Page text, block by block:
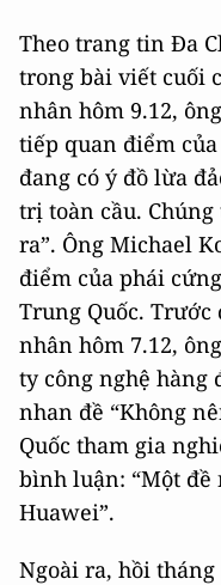
Theo trang tin Đa
trong bài viết cuối
nhân hôm 9.12,
tiếp quan điểm
đang có ý đồ lừa
trị toàn cầu.
ra”. Ông Michael
điểm của phái
Trung Quốc.
nhân hôm 7.12,
ty công nghệ hàng
nhan đề “Không
Quốc tham gia
bình luận: “Một đề
Huawei”.
Ngoài ra, hồi